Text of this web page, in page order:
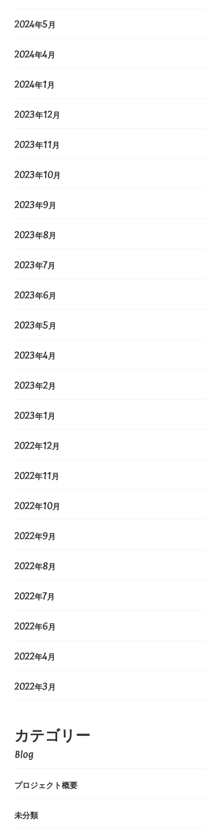
2024年5月
2024年4月
2024年1月
2023年12月
2023年11月
2023年10月
2023年9月
2023年8月
2023年7月
2023年6月
2023年5月
2023年4月
2023年2月
2023年1月
2022年12月
2022年11月
2022年10月
2022年9月
2022年8月
2022年7月
2022年6月
2022年4月
2022年3月
カテゴリー
Blog
プロジェクト概要
未分類